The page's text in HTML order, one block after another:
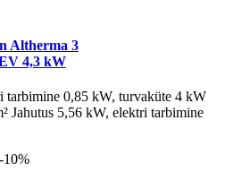
Altherma 3
4,3 kW
tarbimine 0,85 kW, turvaküte 4 kW
Jahutus 5,56 kW, elektri tarbimine
10%